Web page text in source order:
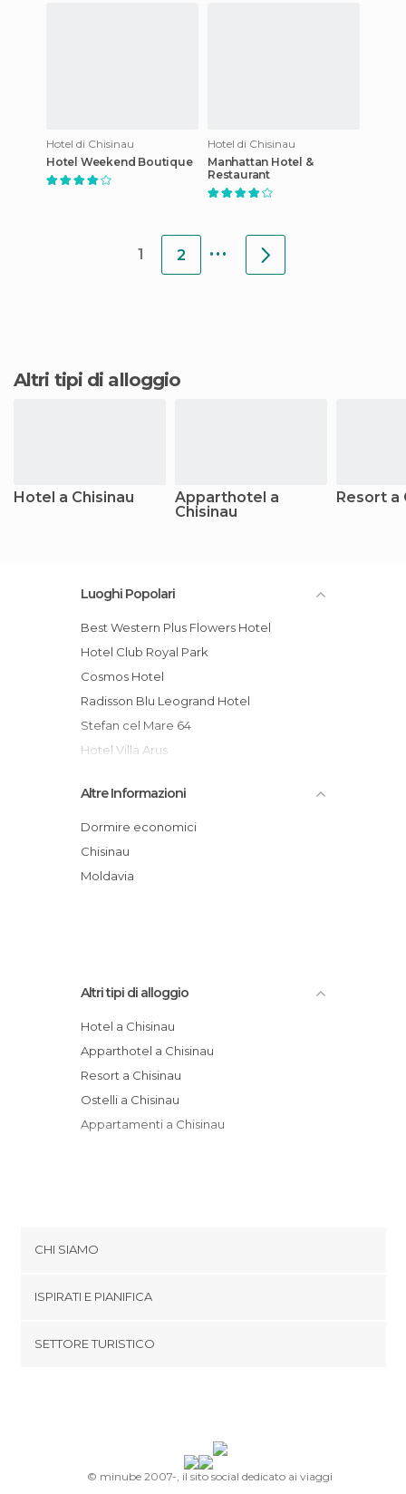
Hotel di Chisinau
Hotel Weekend Boutique
Hotel di Chisinau
Manhattan Hotel &
Restaurant
1 2 ...
Altri tipi di alloggio
Hotel a Chisinau
Apparthotel a
Chisinau
Resort a
Luoghi Popolari
Best Western Plus Flowers Hotel
Hotel Club Royal Park
Cosmos Hotel
Radisson Blu Leogrand Hotel
Stefan cel Mare 64
Hotel Villa Arus
Best Eastern Hotel National
Hotel Budapest
Hotel Villa Arus
Vila Tulip Boutique Hotel & Thai Spa
Altre Informazioni
Dormire economici
Chisinau
Moldavia
Altri tipi di alloggio
Hotel a Chisinau
Apparthotel a Chisinau
Resort a Chisinau
Ostelli a Chisinau
Appartamenti a Chisinau
CHI SIAMO
Termini e Condizioni
ISPIRATI E PIANIFICA
SETTORE TURISTICO
© minube 2007-, il sito social dedicato ai viaggi